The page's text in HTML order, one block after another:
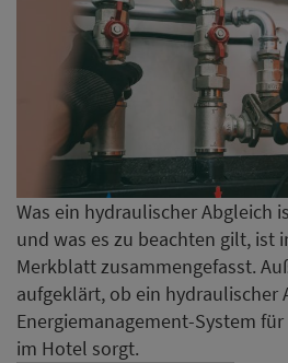
Was ein hydraulischer Abgleich
und was es zu beachten gilt, ist
Merkblatt zusammengefasst.
aufgeklärt, ob ein hydraulischer
Energiemanagement-System
im Hotel sorgt.